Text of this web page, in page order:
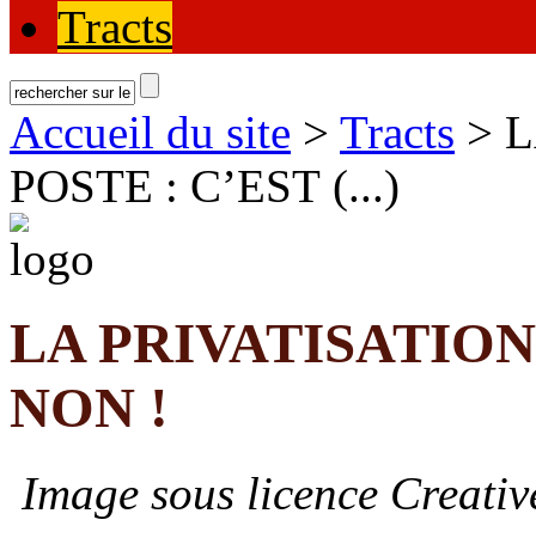
Tracts
Accueil du site > Tracts >
POSTE : C’EST (...)
LA
NON !
Image sous licence